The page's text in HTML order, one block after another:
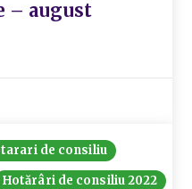
– august
de consiliu
Hotărâri de consiliu 2022